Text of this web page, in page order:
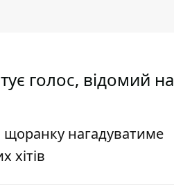
голос, відомий на
щоранку нагадуватиме
хітів